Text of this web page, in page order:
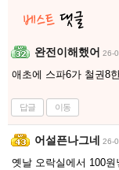
완전이해했어 26-
애초에 스파6가 철권8
답글 이동
어설픈나그네 26-
옛날 오락실에서 100